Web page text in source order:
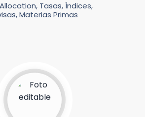
Tasas, Índices,
Materias Primas